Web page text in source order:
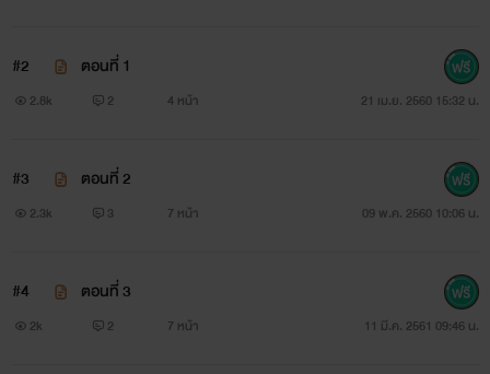
นะครับ ผมหวังว่าเพื่อนๆจะได้รับความสุข สนุกสนานในการอ่าน
นะครับ
=pc=แล้วก็อย่าลืมเม้นเพื่อเป็นกำลังใจให้พวกเราทั่งคนแต่ง
และคนวาดด้วยนะครับ
#2 ตอนที่ 1
2.8k 2 4 หน้า 21 เม.ย. 2560 15:32 น.
#3 ตอนที่ 2
2.3k 3 7 หน้า 09 พ.ค. 2560 10:06 น.
#4 ตอนที่ 3
2k 2 7 หน้า 11 มี.ค. 2561 09:46 น.